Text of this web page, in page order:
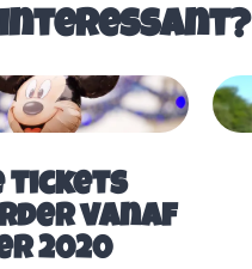
interessant?
tickets
vanaf
2020